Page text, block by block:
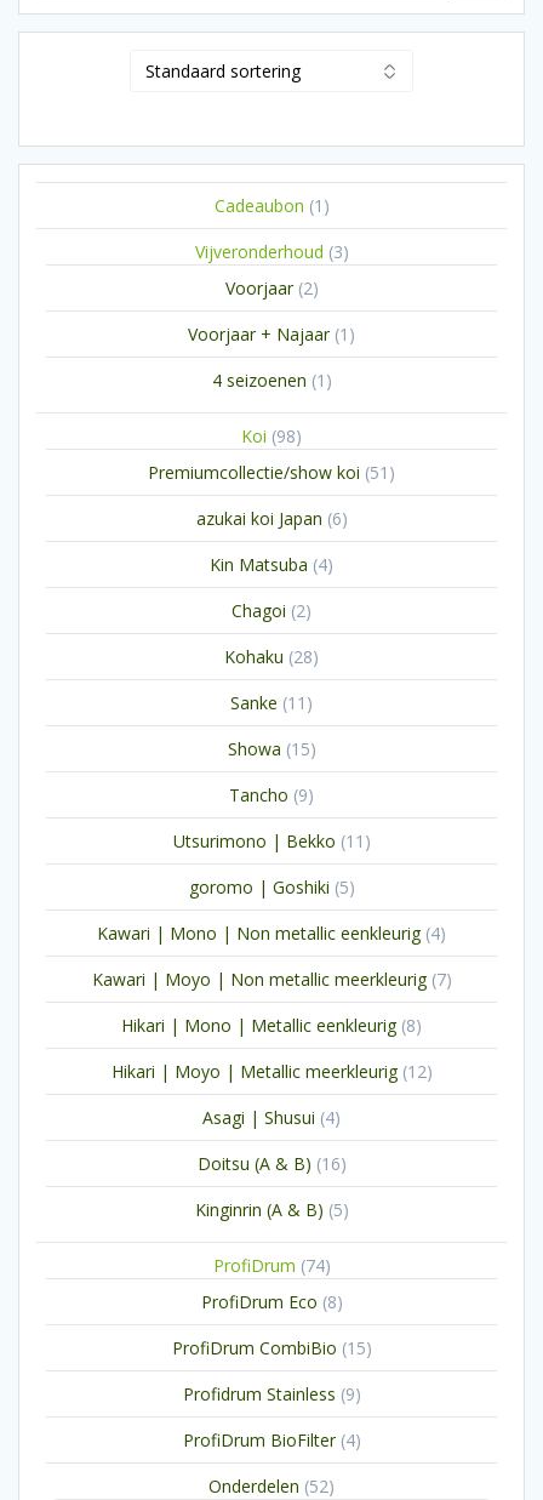
Cadeaubon 1 1
product
Vijveronderhoud 33
Voorjaar 22
producten
Voorjaar + Najaar 1 1
product
4 seizoenen 1 1
Koi 9898
producten
Premiumcollectie/show koi 51 51
producten
azukai koi Japan 66
producten
Kin Matsuba 44
producten
Chagoi 22
producten
Kohaku 2828
producten
Sanke 11 11
producten
Showa 1515
producten
Tancho 99
producten
Utsurimono | Bekko 11 11
producten
goromo | Goshiki 55
producten
Kawari | Mono | Non metallic eenkleurig 44
producten
Kawari | Moyo | Non metallic meerkleurig 77
producten
Hikari | Mono | Metallic eenkleurig 88
producten
Hikari | Moyo | Metallic meerkleurig 1212
producten
Asagi | Shusui 44
producten
Doitsu (A & B) 1616
producten
Kinginrin (A & B) 55
ProfiDrum 7474
ProfiDrum Eco 88
producten
ProfiDrum CombiBio 1515
producten
Profidrum Stainless 99
producten
ProfiDrum BioFilter 44
producten
Onderdelen 5252